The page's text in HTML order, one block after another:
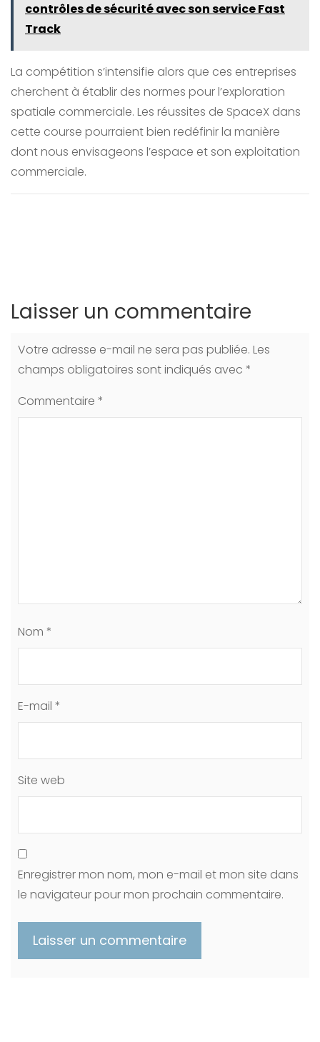
contrôles de sécurité avec son service Fast
Track
La compétition s’intensifie alors que ces entreprises
cherchent à établir des normes pour l’exploration
spatiale commerciale. Les réussites de SpaceX dans
cette course pourraient bien redéfinir la manière
dont nous envisageons l’espace et son exploitation
commerciale.
Laisser un commentaire
Votre adresse e-mail ne sera pas publiée. Les
champs obligatoires sont indiqués avec *
Commentaire *
Nom *
E-mail *
Site web
Enregistrer mon nom, mon e-mail et mon site dans
le navigateur pour mon prochain commentaire.